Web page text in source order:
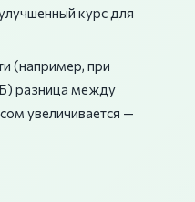
курс для
(например, при
разница между
увеличивается —